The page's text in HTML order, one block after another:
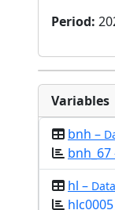
Period:
Variables
bnh –
bnh_67
hl –